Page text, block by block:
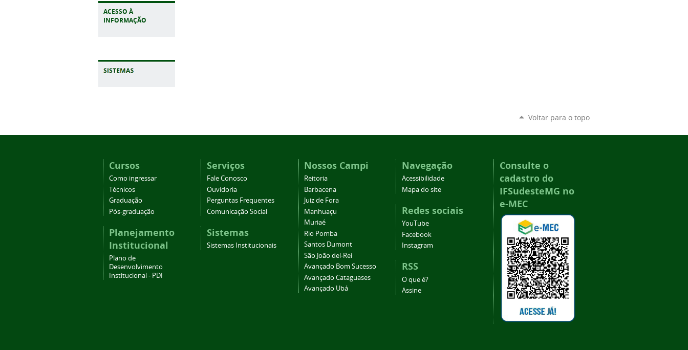
ACESSO À
INFORMAÇÃO
Voltar para o topo
Cursos
Como ingressar
Técnicos
Graduação
Pós-graduação
Planejamento
Institucional
Plano de
Desenvolvimento
Institucional - PDI
Serviços
Fale Conosco
Ouvidoria
Perguntas Frequentes
Comunicação Social
Sistemas
Sistemas Institucionais
Nossos Campi
Reitoria
Barbacena
Juiz de Fora
Manhuaçu
Muriaé
Rio Pomba
Santos Dumont
São João del-Rei
Avançado Bom Sucesso
Avançado Cataguases
Avançado Ubá
Navegação
Acessibilidade
Mapa do site
Redes sociais
YouTube
Facebook
Instagram
RSS
O que é?
Assine
Consulte o
cadastro do
IFSudesteMG no
e-MEC